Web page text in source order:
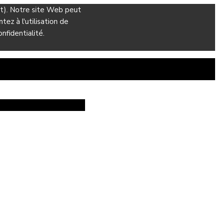
Notre site Web peut
à l'utilisation de